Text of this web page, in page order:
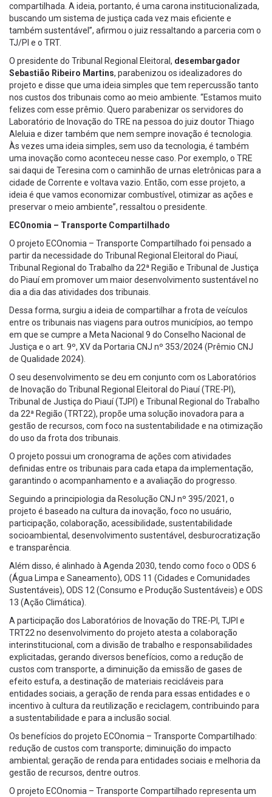
compartilhada. A ideia, portanto, é uma carona institucionalizada,
buscando um sistema de justiça cada vez mais eficiente e
também sustentável”, afirmou o juiz ressaltando a parceria com o
TJ/PI e o TRT.
O presidente do Tribunal Regional Eleitoral, desembargador
Sebastião Ribeiro Martins, parabenizou os idealizadores do
projeto e disse que uma ideia simples que tem repercussão tanto
nos custos dos tribunais como ao meio ambiente. “Estamos muito
felizes com esse prêmio. Quero parabenizar os servidores do
Laboratório de Inovação do TRE na pessoa do juiz doutor Thiago
Aleluia e dizer também que nem sempre inovação é tecnologia.
Às vezes uma ideia simples, sem uso da tecnologia, é também
uma inovação como aconteceu nesse caso. Por exemplo, o TRE
sai daqui de Teresina com o caminhão de urnas eletrônicas para a
cidade de Corrente e voltava vazio. Então, com esse projeto, a
ideia é que vamos economizar combustível, otimizar as ações e
preservar o meio ambiente”, ressaltou o presidente.
ECOnomia – Transporte Compartilhado
O projeto ECOnomia – Transporte Compartilhado foi pensado a
partir da necessidade do Tribunal Regional Eleitoral do Piauí,
Tribunal Regional do Trabalho da 22ª Região e Tribunal de Justiça
do Piauí em promover um maior desenvolvimento sustentável no
dia a dia das atividades dos tribunais.
Dessa forma, surgiu a ideia de compartilhar a frota de veículos
entre os tribunais nas viagens para outros municípios, ao tempo
em que se cumpre a Meta Nacional 9 do Conselho Nacional de
Justiça e o art. 9º, XV da Portaria CNJ nº 353/2024 (Prêmio CNJ
de Qualidade 2024).
O seu desenvolvimento se deu em conjunto com os Laboratórios
de Inovação do Tribunal Regional Eleitoral do Piauí (TRE-PI),
Tribunal de Justiça do Piauí (TJPI) e Tribunal Regional do Trabalho
da 22ª Região (TRT22), propõe uma solução inovadora para a
gestão de recursos, com foco na sustentabilidade e na otimização
do uso da frota dos tribunais.
O projeto possui um cronograma de ações com atividades
definidas entre os tribunais para cada etapa da implementação,
garantindo o acompanhamento e a avaliação do progresso.
Seguindo a principiologia da Resolução CNJ nº 395/2021, o
projeto é baseado na cultura da inovação, foco no usuário,
participação, colaboração, acessibilidade, sustentabilidade
socioambiental, desenvolvimento sustentável, desburocratização
e transparência.
Além disso, é alinhado à Agenda 2030, tendo como foco o ODS 6
(Água Limpa e Saneamento), ODS 11 (Cidades e Comunidades
Sustentáveis), ODS 12 (Consumo e Produção Sustentáveis) e ODS
13 (Ação Climática).
A participação dos Laboratórios de Inovação do TRE-PI, TJPI e
TRT22 no desenvolvimento do projeto atesta a colaboração
interinstitucional, com a divisão de trabalho e responsabilidades
explicitadas, gerando diversos benefícios, como a redução de
custos com transporte, a diminuição da emissão de gases de
efeito estufa, a destinação de materiais recicláveis para
entidades sociais, a geração de renda para essas entidades e o
incentivo à cultura da reutilização e reciclagem, contribuindo para
a sustentabilidade e para a inclusão social.
Os benefícios do projeto ECOnomia – Transporte Compartilhado:
redução de custos com transporte; diminuição do impacto
ambiental; geração de renda para entidades sociais e melhoria da
gestão de recursos, dentre outros.
O projeto ECOnomia – Transporte Compartilhado representa um